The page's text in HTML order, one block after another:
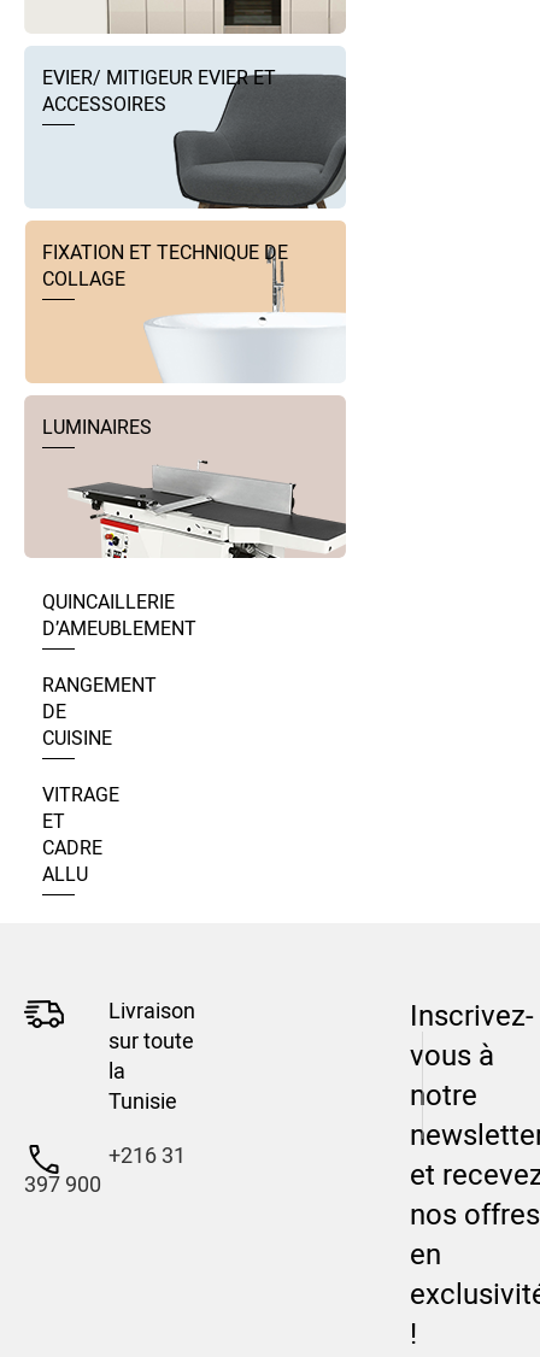
EVIER/ MITIGEUR EVIER ET
ACCESSOIRES
FIXATION ET TECHNIQUE DE
COLLAGE
LUMINAIRES
QUINCAILLERIE
D’AMEUBLEMENT
RANGEMENT
DE
CUISINE
VITRAGE
ET
CADRE
ALLU
Livraison
sur toute
la
Tunisie
+216 31
397 900
Inscrivez-
vous à
notre
et
nos offres
en
!